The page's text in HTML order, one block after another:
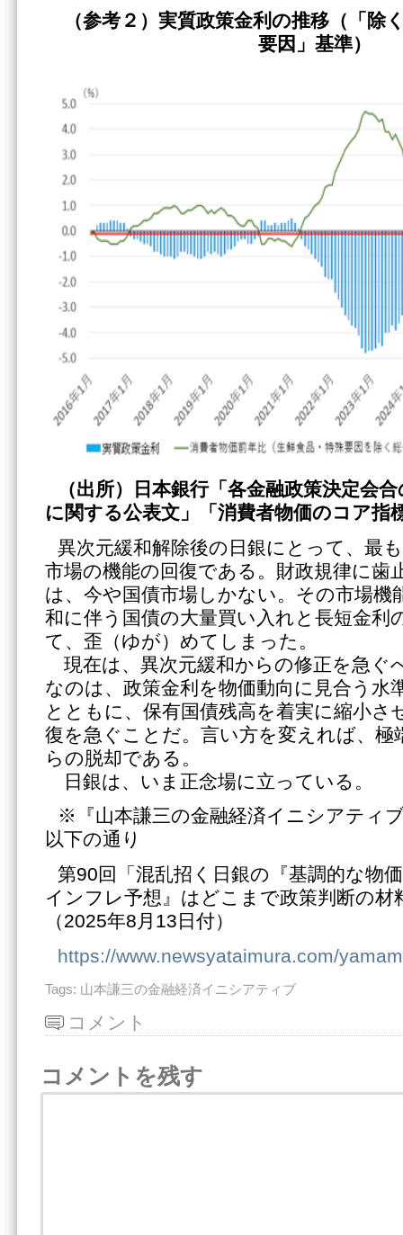
（参考２）実質政策金利の推移（「除
要因」基準）
（出所）日本銀行「各金融政策決定会
に関する公表文」「消費者物価のコア指
異次元緩和解除後の日銀にとって、最
市場の機能の回復である。財政規律に歯
は、今や国債市場しかない。その市場機
和に伴う国債の大量買い入れと長短金利
て、歪（ゆが）めてしまった。
現在は、異次元緩和からの修正を急ぐ
なのは、政策金利を物価動向に見合う水
とともに、保有国債残高を着実に縮小さ
復を急ぐことだ。言い方を変えれば、極
らの脱却である。
日銀は、いま正念場に立っている。
※『山本謙三の金融経済イニシアティ
以下の通り
第90回「混乱招く日銀の『基調的な物
インフレ予想』はどこまで政策判断の材
（2025年8月13日付）
https://www.newsyataimura.com/
Tags: 山本謙三の金融経済イニシアティブ
コメント
コメントを残す